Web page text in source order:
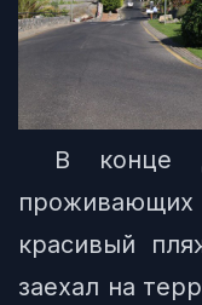
В конце
красивый
заехал на